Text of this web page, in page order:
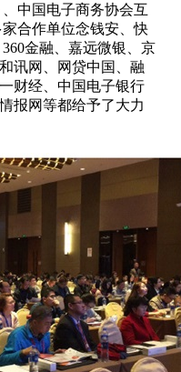
中国电子商务协会互
合作单位念钱安、快
金融、嘉远微银、京
讯网、网贷中国、融
财经、中国电子银行
报网等都给予了大力